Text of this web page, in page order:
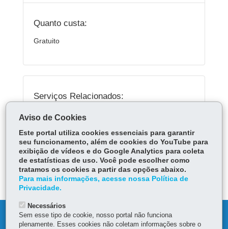
Quanto custa:
Gratuito
Serviços Relacionados:
Visitas e Informações
ÓRGÃO RESPONSÁVEL
DEIXE SUA OPINIÃO
DENUNCIE CORRUPÇÃO
Aviso de Cookies
Este portal utiliza cookies essenciais para garantir
seu funcionamento, além de cookies do YouTube para
exibição de vídeos e do Google Analytics para coleta
de estatísticas de uso. Você pode escolher como
tratamos os cookies a partir das opções abaixo.
Para mais informações, acesse nossa Política de
Privacidade.
Necessários
Sem esse tipo de cookie, nosso portal não funciona
plenamente. Esses cookies não coletam informações sobre o